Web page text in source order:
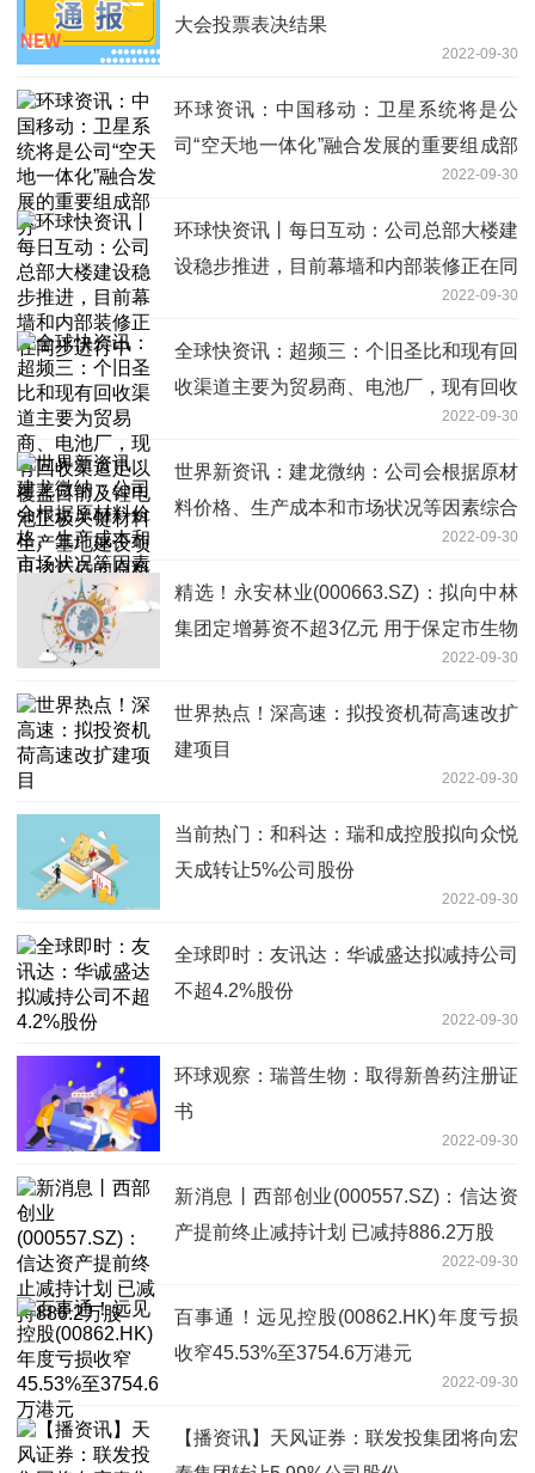
大会投票表决结果
2022-09-30
环球资讯：中国移动：卫星系统将是公
司“空天地一体化”融合发展的重要组成部
2022-09-30
环球快资讯丨每日互动：公司总部大楼建
设稳步推进，目前幕墙和内部装修正在同
2022-09-30
全球快资讯：超频三：个旧圣比和现有回
收渠道主要为贸易商、电池厂，现有回收
渠道足以覆盖目前及锂电池正极关键材料
生产基地建设项目达产后的原料需求
2022-09-30
世界新资讯：建龙微纳：公司会根据原材
料价格、生产成本和市场状况等因素综合
2022-09-30
精选！永安林业(000663.SZ)：拟向中林
集团定增募资不超3亿元 用于保定市生物
2022-09-30
世界热点！深高速：拟投资机荷高速改扩
建项目
2022-09-30
当前热门：和科达：瑞和成控股拟向众悦
天成转让5%公司股份
2022-09-30
全球即时：友讯达：华诚盛达拟减持公司
不超4.2%股份
2022-09-30
环球观察：瑞普生物：取得新兽药注册证
书
2022-09-30
新消息丨西部创业(000557.SZ)：信达资
产提前终止减持计划 已减持886.2万股
2022-09-30
百事通！远见控股(00862.HK)年度亏损
收窄45.53%至3754.6万港元
2022-09-30
【播资讯】天风证券：联发投集团将向宏